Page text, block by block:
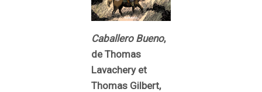
Caballero Bueno,
de Thomas
Lavachery et
Thomas Gilbert,